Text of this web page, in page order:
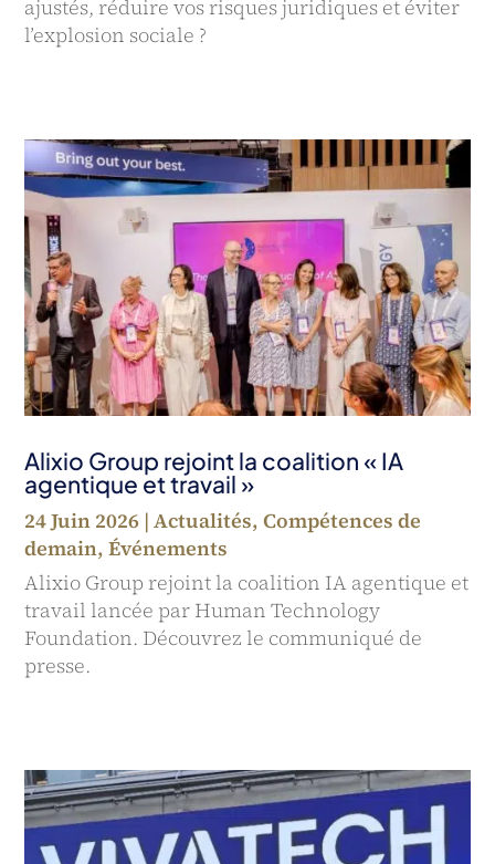
ajustés, réduire vos risques juridiques et éviter
l’explosion sociale ?
Alixio Group rejoint la coalition « IA
agentique et travail »
24 Juin 2026 |Actualités,Compétences de
demain,Événements
Alixio Group rejoint la coalition IA agentique et
travail lancée par Human Technology
Foundation. Découvrez le communiqué de
presse.